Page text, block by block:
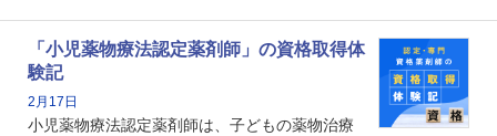
剤師としての専門性を示す客観的な根拠の一つ
となります。取得要件は多岐に渡り、審査も複
数回ありますが、患者さんに対して一定の能力
の証明になる資格と言えます。
「小児薬物療法認定薬剤師」の資格取得体
験記
2月17日
小児薬物療法認定薬剤師は、子どもの薬物治療